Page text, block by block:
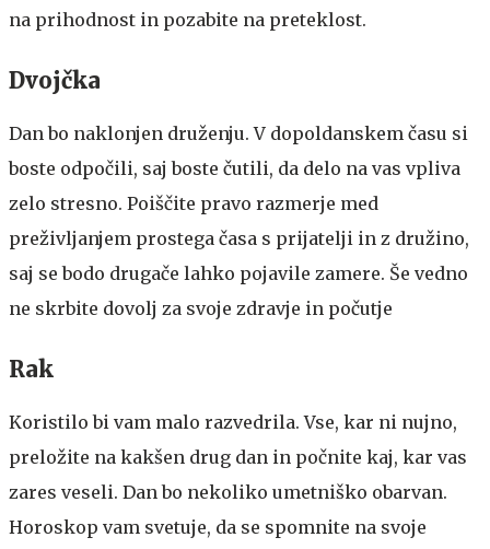
na prihodnost in pozabite na preteklost.
Dvojčka
Dan bo naklonjen druženju. V dopoldanskem času si
boste odpočili, saj boste čutili, da delo na vas vpliva
zelo stresno. Poiščite pravo razmerje med
preživljanjem prostega časa s prijatelji in z družino,
saj se bodo drugače lahko pojavile zamere. Še vedno
ne skrbite dovolj za svoje zdravje in počutje
Rak
Koristilo bi vam malo razvedrila. Vse, kar ni nujno,
preložite na kakšen drug dan in počnite kaj, kar vas
zares veseli. Dan bo nekoliko umetniško obarvan.
Horoskop vam svetuje, da se spomnite na svoje